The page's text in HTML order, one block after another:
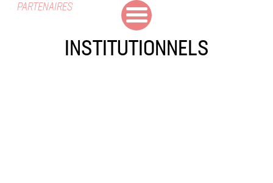
PARTENAIRES
INSTITUTIONNELS